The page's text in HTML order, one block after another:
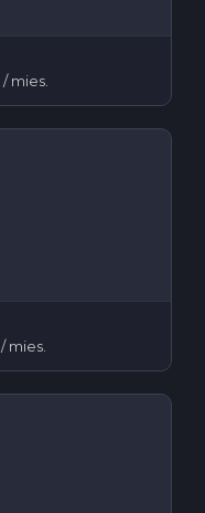
/ mies.
/ mies.